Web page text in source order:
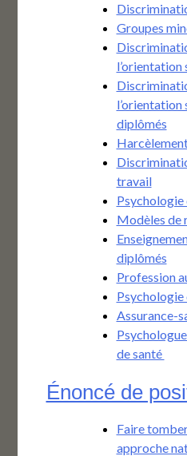
Groupes
l’orientation
l’orientation
diplômés
travail
Psychologie
Modèles de
diplômés
Profession
Psychologie
Assurance-
de santé
Énoncé de
Faire
approche